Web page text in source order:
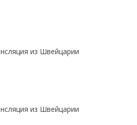
из Швейцарии
из Швейцарии